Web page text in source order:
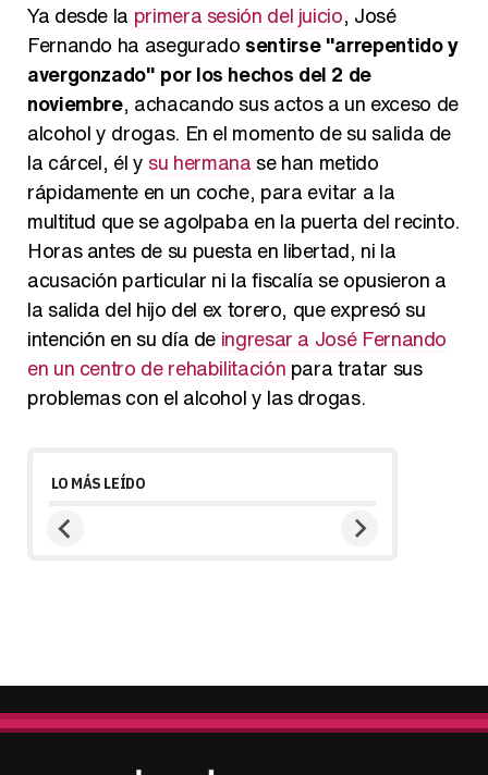
Ya desde la primera sesión del juicio, José
Fernando ha asegurado sentirse "arrepentido y
avergonzado" por los hechos del 2 de
noviembre, achacando sus actos a un exceso de
alcohol y drogas. En el momento de su salida de
la cárcel, él y su hermana se han metido
rápidamente en un coche, para evitar a la
multitud que se agolpaba en la puerta del recinto.
Horas antes de su puesta en libertad, ni la
acusación particular ni la fiscalía se opusieron a
la salida del hijo del ex torero, que expresó su
intención en su día de ingresar a José Fernando
en un centro de rehabilitación para tratar sus
problemas con el alcohol y las drogas.
LO MÁS LEÍDO